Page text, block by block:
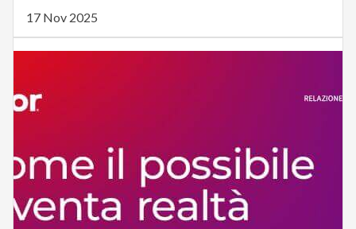
17 Nov 2025